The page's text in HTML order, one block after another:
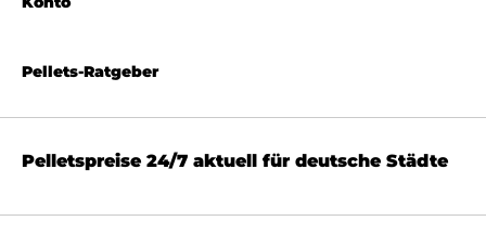
Pellets-Ratgeber
Pelletspreise 24/7 aktuell für deutsche Städte